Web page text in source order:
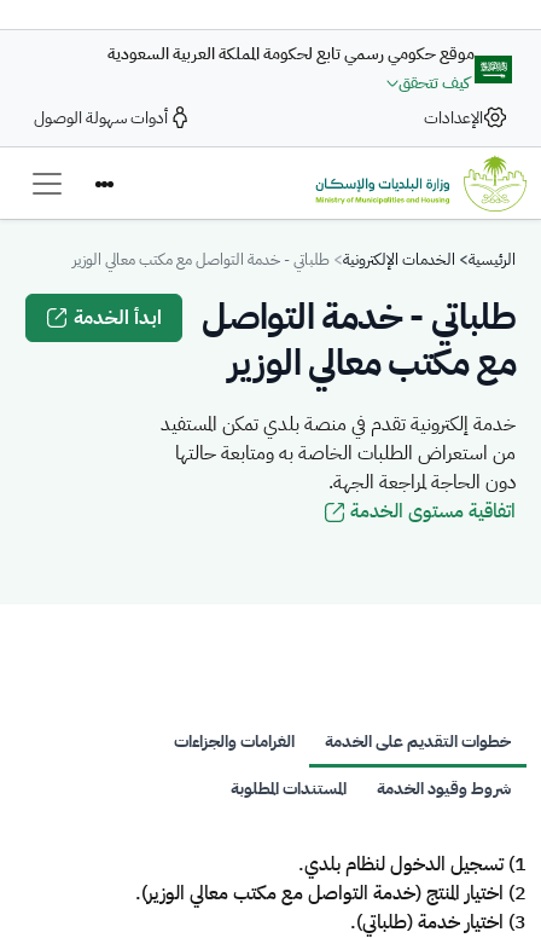
موقع حكومي رسمي تابع لحكومة المملكة العربية السعودية
كيف تتحقق
الإعدادات
أدوات سهولة الوصول
Breadcrumb
الرئيسية الخدمات الإلكترونية طلباتي - خدمة التواصل مع مكتب معالي الوزير
طلباتي - خدمة التواصل
مع مكتب معالي الوزير
ابدأ الخدمة
خدمة إلكترونية تقدم في منصة بلدي تمكن المستفيد
من استعراض الطلبات الخاصة به ومتابعة حالتها
دون الحاجة لمراجعة الجهة.
اتفاقية مستوى الخدمة
خطوات التقديم على الخدمة
الغرامات والجزاءات
شروط وقيود الخدمة
المستندات المطلوبة
1) تسجيل الدخول لنظام بلدي.
2) اختيار المنتج (خدمة التواصل مع مكتب معالي الوزير).
3) اختيار خدمة (طلباتي).